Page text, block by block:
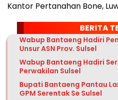
Kantor Pertanahan Bone,
BERITA
Wabup Bantaeng Hadiri
Unsur ASN Prov. Sulsel
Wabup Bantaeng Hadiri
Perwakilan Sulsel
Bupati Bantaeng Pantau
GPM Serentak Se Sulsel